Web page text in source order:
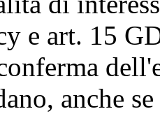
e art. 15
anche